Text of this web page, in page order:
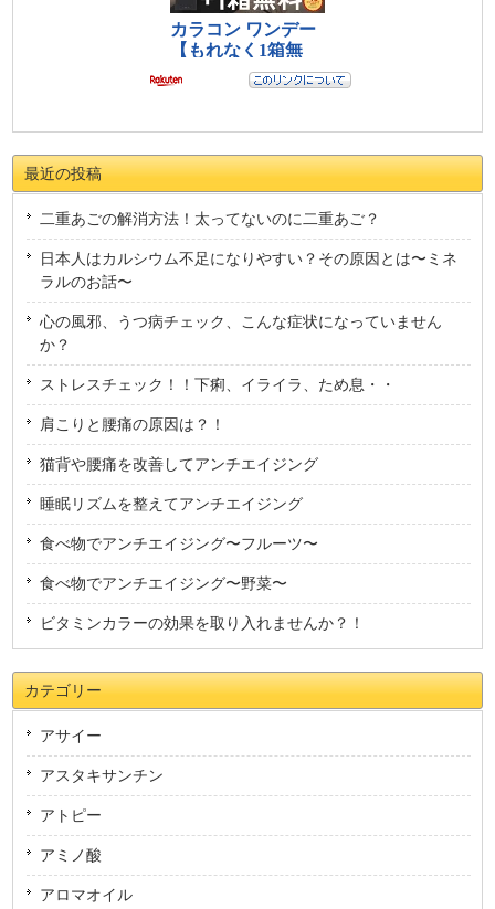
最近の投稿
二重あごの解消方法！太ってないのに二重あご？
日本人はカルシウム不足になりやすい？その原因とは〜ミネ
ラルのお話〜
心の風邪、うつ病チェック、こんな症状になっていません
か？
ストレスチェック！！下痢、イライラ、ため息・・
肩こりと腰痛の原因は？！
猫背や腰痛を改善してアンチエイジング
睡眠リズムを整えてアンチエイジング
食べ物でアンチエイジング〜フルーツ〜
食べ物でアンチエイジング〜野菜〜
ビタミンカラーの効果を取り入れませんか？！
カテゴリー
アサイー
アスタキサンチン
アトピー
アミノ酸
アロマオイル